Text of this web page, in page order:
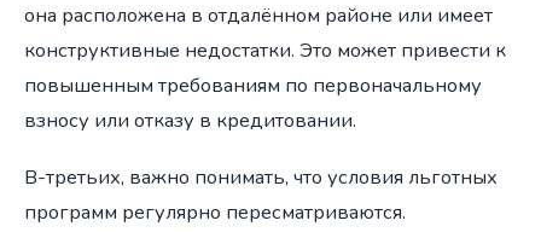
она расположена в отдалённом районе или имеет
конструктивные недостатки. Это может привести к
повышенным требованиям по первоначальному
взносу или отказу в кредитовании.
В-третьих, важно понимать, что условия льготных
программ регулярно пересматриваются.